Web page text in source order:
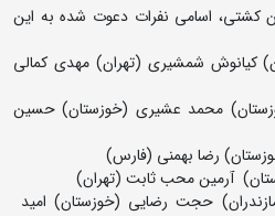
کشتی، اسامی نفرات دعوت شده به این
کیانوش شمشیری (تهران) مهدی کمالی
محمد عشیری (خوزستان) حسین
حجت رضایی (خوزستان) امید